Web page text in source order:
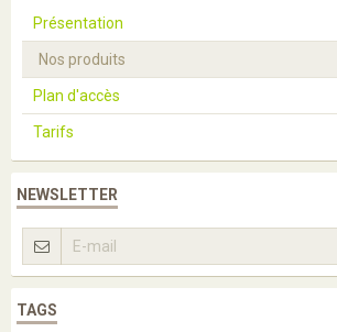
Présentation
Nos produits
Plan d'accès
Tarifs
NEWSLETTER
TAGS